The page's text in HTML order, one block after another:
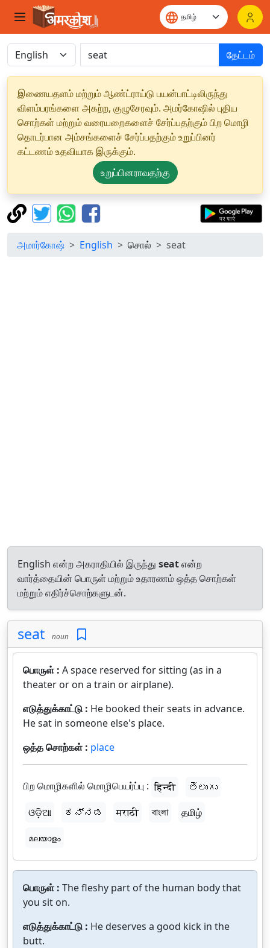
தேட்டம்
இணையதளம் மற்றும் ஆண்ட்ராய்டு பயன்பாட்டிலிருந்து
விளம்பரங்களை அகற்ற, குழுசேரவும். அமர்கோஷில் புதிய
சொற்கள் மற்றும் வரையறைகளைச் சேர்ப்பதற்கும் பிற மொழி
தொடர்பான அம்சங்களைச் சேர்ப்பதற்கும் உறுப்பினர்
கட்டணம் உதவியாக இருக்கும்.
உறுப்பினராவதற்கு
அமார்கோஷ் English சொல் seat
English என்ற அகராதியில் இருந்து seatஎன்ற
வார்த்தையின் பொருள் மற்றும் உதாரணம் ஒத்த சொற்கள்
மற்றும் எதிர்ச்சொற்களுடன்.
seat noun
பொருள் : A space reserved for sitting (as in a
theater or on a train or airplane).
எடுத்துக்காட்டு : He booked their seats in advance.
He sat in someone else's place.
ஒத்த சொற்கள் : place
பிற மொழிகளில் மொழிபெயர்ப்பு : हिन्दी
తెలుగు
ଓଡ଼ିଆ
ಕನ್ನಡ मराठी বাংলা
தமிழ்
മലയാളം
பொருள் : The fleshy part of the human body that
you sit on.
எடுத்துக்காட்டு : He deserves a good kick in the
butt.